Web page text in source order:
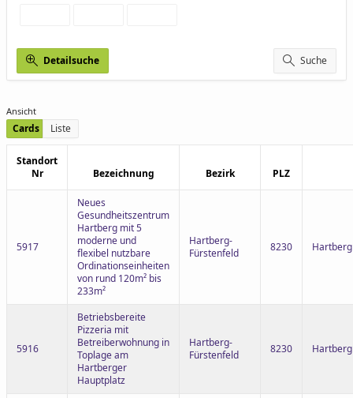
Detailsuche Suche
Ansicht
Cards Liste
Standort
Nr
Bezeichnung Bezirk PLZ
5917
Neues
Gesundheitszentrum
Hartberg mit 5
moderne und
flexibel nutzbare
Ordinationseinheiten
von rund 120m² bis
233m²
Hartberg-
Fürstenfeld
8230 Hartberg
5916
Betriebsbereite
Pizzeria mit
Betreiberwohnung in
Toplage am
Hartberger
Hauptplatz
Hartberg-
Fürstenfeld
8230 Hartberg